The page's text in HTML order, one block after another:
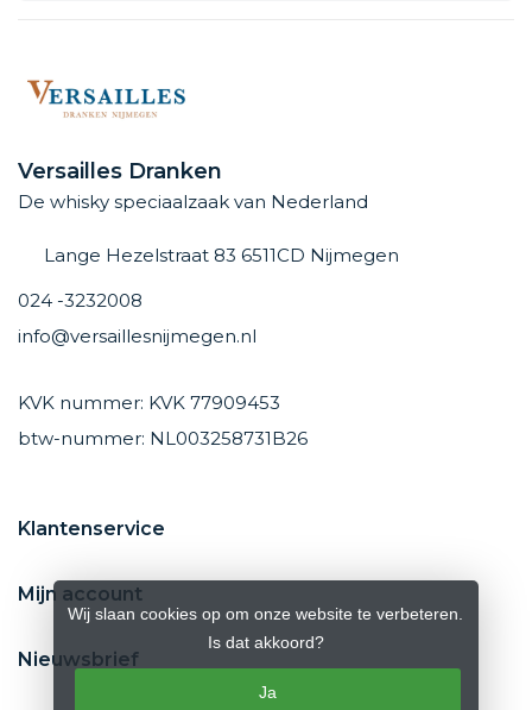
Versailles Dranken
De whisky speciaalzaak van Nederland
Lange Hezelstraat 83 6511CD Nijmegen
024 -3232008
info@versaillesnijmegen.nl
KVK nummer: KVK 77909453
btw-nummer: NL003258731B26
Klantenservice
Mijn account
Nieuwsbrief
Wij slaan cookies op om onze website te verbeteren.
Is dat akkoord?
Ja